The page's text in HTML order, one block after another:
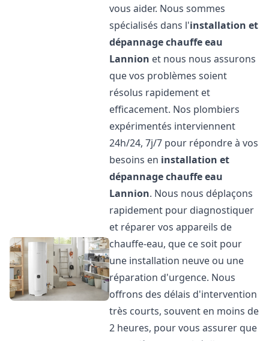
vous aider. Nous sommes
spécialisés dans l'installation et
dépannage chauffe eau
Lannion et nous nous assurons
que vos problèmes soient
résolus rapidement et
efficacement. Nos plombiers
expérimentés interviennent
24h/24, 7j/7 pour répondre à vos
besoins en installation et
dépannage chauffe eau
Lannion. Nous nous déplaçons
rapidement pour diagnostiquer
et réparer vos appareils de
chauffe-eau, que ce soit pour
une installation neuve ou une
réparation d'urgence. Nous
offrons des délais d'intervention
très courts, souvent en moins de
2 heures, pour vous assurer que